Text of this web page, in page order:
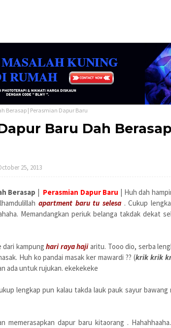
Berasap | Perasmian Dapur Baru
Baru Dah
25, 2013
Berasap | Perasmian Dapur Baru | Huh dah
apartment baru tu selesa . Cukup
Memandangkan periuk belanga takdak dekat
dari kampunghari raya hajiaritu. Tooo dio, serba
Huh ko pandai masak ker mawardi ?? (krik krik
ada untuk rujukan. ekekekeke
lengkap pun kalau takda lauk pauk sayur bawang
memerasapkan dapur baru kitaorang .